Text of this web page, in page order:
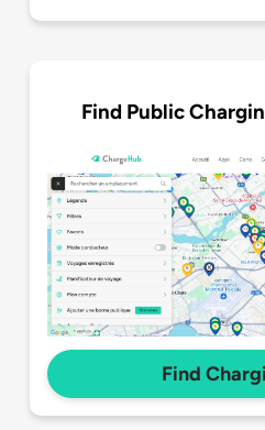
Find Public
Find